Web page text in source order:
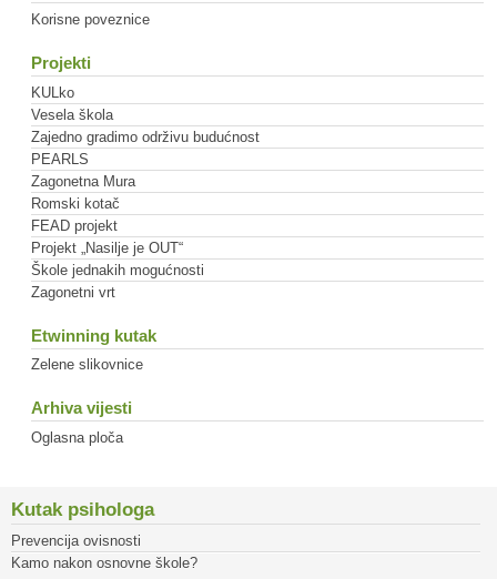
Korisne poveznice
Projekti
KULko
Vesela škola
Zajedno gradimo održivu budućnost
PEARLS
Zagonetna Mura
Romski kotač
FEAD projekt
Projekt „Nasilje je OUT“
Škole jednakih mogućnosti
Zagonetni vrt
Etwinning kutak
Zelene slikovnice
Arhiva vijesti
Oglasna ploča
Kutak psihologa
Prevencija ovisnosti
Kamo nakon osnovne škole?